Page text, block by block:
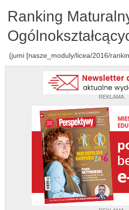
REKLAMA
Ranking
{jumi [nasze_moduly/licea/2016/